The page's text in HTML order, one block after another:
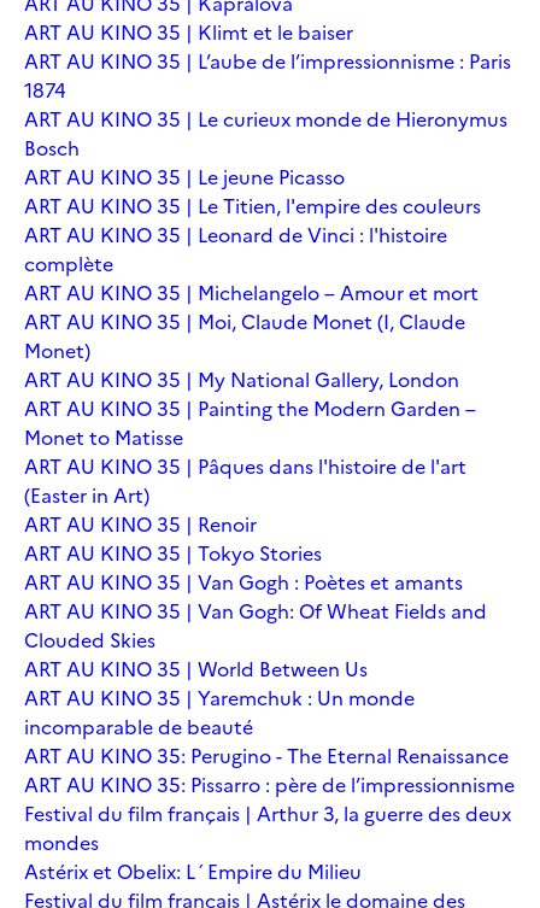
ART AU KINO 35 | Klimt et le baiser
ART AU KINO 35 | L’aube de l’impressionnisme : Paris
1874
ART AU KINO 35 | Le curieux monde de Hieronymus
Bosch
ART AU KINO 35 | Le jeune Picasso
ART AU KINO 35 | Le Titien, l'empire des couleurs
ART AU KINO 35 | Leonard de Vinci : l'histoire
complète
ART AU KINO 35 | Michelangelo – Amour et mort
ART AU KINO 35 | Moi, Claude Monet (I, Claude
Monet)
ART AU KINO 35 | My National Gallery, London
ART AU KINO 35 | Painting the Modern Garden –
Monet to Matisse
ART AU KINO 35 | Pâques dans l'histoire de l'art
(Easter in Art)
ART AU KINO 35 | Renoir
ART AU KINO 35 | Tokyo Stories
ART AU KINO 35 | Van Gogh : Poètes et amants
ART AU KINO 35 | Van Gogh: Of Wheat Fields and
Clouded Skies
ART AU KINO 35 | World Between Us
ART AU KINO 35 | Yaremchuk : Un monde
incomparable de beauté
ART AU KINO 35: Perugino - The Eternal Renaissance
ART AU KINO 35: Pissarro : père de l’impressionnisme
Festival du film français | Arthur 3, la guerre des deux
mondes
Astérix et Obelix: L´Empire du Milieu
Festival du film français | Astérix le domaine des